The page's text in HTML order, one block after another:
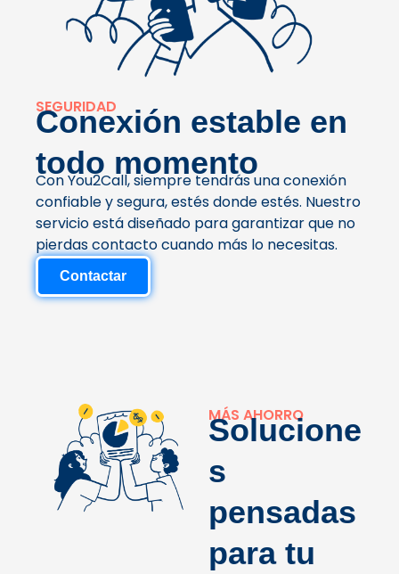
SEGURIDAD
Conexión estable en
todo momento
Con You2Call, siempre tendrás una conexión
confiable y segura, estés donde estés. Nuestro
servicio está diseñado para garantizar que no
pierdas contacto cuando más lo necesitas.
Contactar
MÁS AHORRO
Solucione
s
pensadas
para tu